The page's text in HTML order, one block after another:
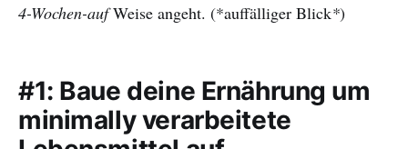
4-Wochen-aufWeise angeht. (*auffälliger Blick*)
#1: Baue deine Ernährung um
minimally verarbeitete